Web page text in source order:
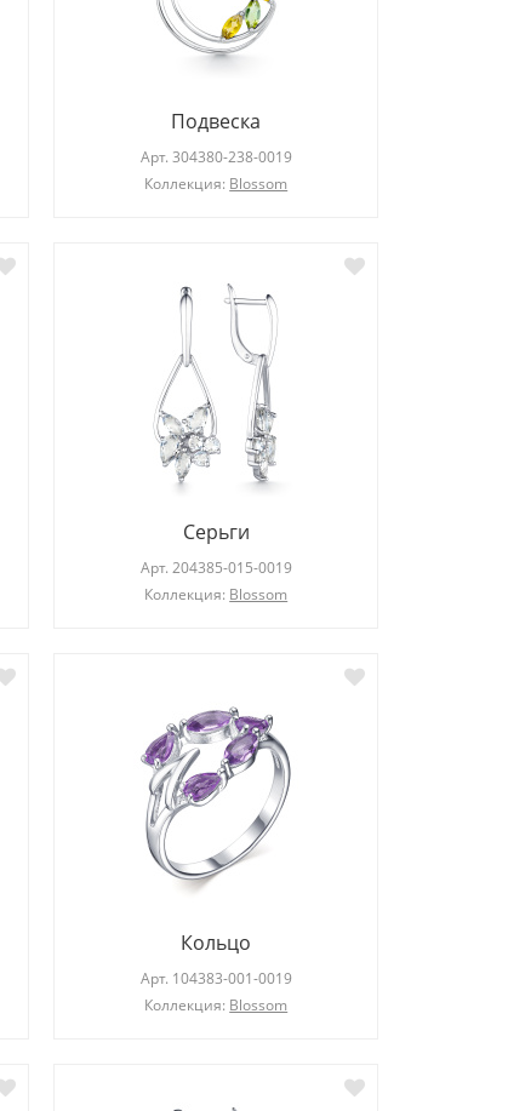
Подвеска
Арт. 304380-238-0019
Коллекция: Blossom
Серьги
Арт. 204385-015-0019
Коллекция: Blossom
Кольцо
Арт. 104383-001-0019
Коллекция: Blossom